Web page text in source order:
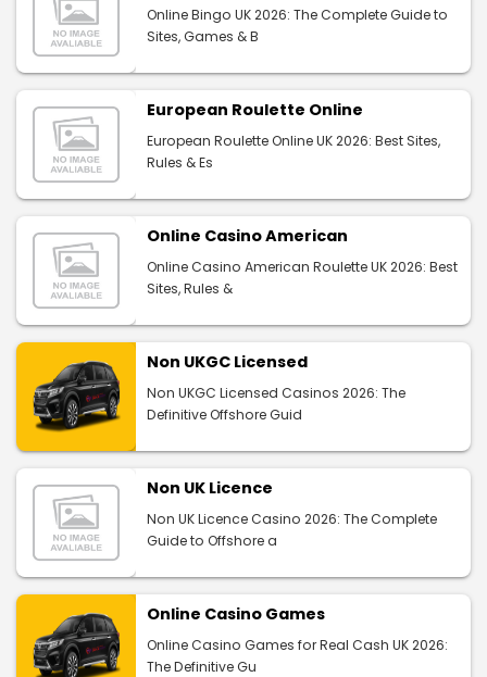
Online Bingo UK 2026: The Complete Guide to
Sites, Games & B
European Roulette Online
European Roulette Online UK 2026: Best Sites,
Rules & Es
Online Casino American
Online Casino American Roulette UK 2026: Best
Sites, Rules &
Non UKGC Licensed
Non UKGC Licensed Casinos 2026: The
Definitive Offshore Guid
Non UK Licence
Non UK Licence Casino 2026: The Complete
Guide to Offshore a
Online Casino Games
Online Casino Games for Real Cash UK 2026:
The Definitive Gu